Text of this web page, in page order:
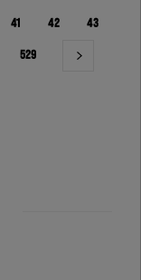
41 42 43
529